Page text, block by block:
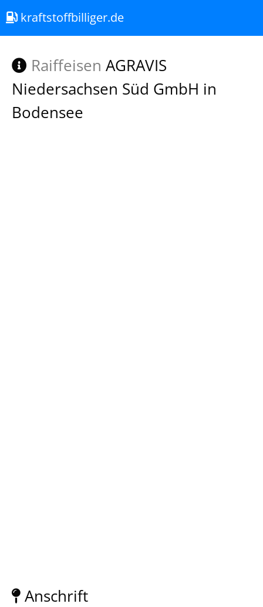
kraftstoffbilliger.de
Raiffeisen AGRAVIS
Niedersachsen Süd GmbH in
Bodensee
Anschrift